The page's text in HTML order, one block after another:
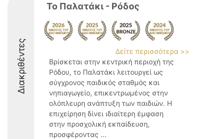
Διακριθέντες
Το Παλατάκι - Ρόδος
Δείτε περισσότερα >>
Βρίσκεται στην κεντρική περιοχή της
Ρόδου, το Παλατάκι λειτουργεί ως
σύγχρονος παιδικός σταθμός και
νηπιαγωγείο, επικεντρωμένος στην
ολόπλευρη ανάπτυξη των παιδιών. Η
επιχείρηση δίνει ιδιαίτερη έμφαση
στην προσχολική εκπαίδευση,
προσφέροντας ...